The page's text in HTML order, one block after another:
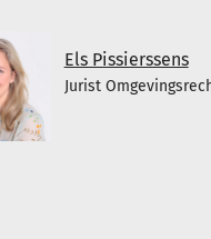
Els Pissierssens
Jurist